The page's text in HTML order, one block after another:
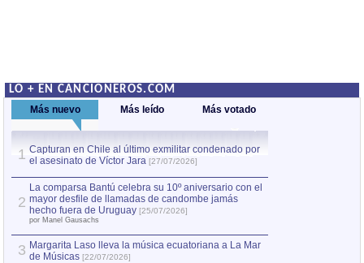
LO + EN CANCIONEROS.COM
Más nuevo Más leído Más votado
1 Capturan en Chile al último exmilitar condenado por
el asesinato de Víctor Jara [27/07/2026]
2
La comparsa Bantú celebra su 10º aniversario con el
mayor desfile de llamadas de candombe jamás
hecho fuera de Uruguay [25/07/2026]
por Manel Gausachs
3 Margarita Laso lleva la música ecuatoriana a La Mar
de Músicas [22/07/2026]